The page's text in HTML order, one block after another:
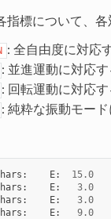
指標について、
: 全自由度に対応
: 並進運動に対応す
: 回転運動に対応す
: 純粋な振動モー
: E: 15.0
: E: 3.0
: E: 3.0
: E: 9.0